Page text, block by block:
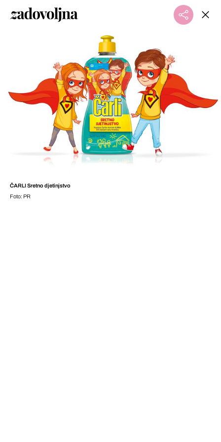
ČARLI Sretno djetinjstvo
Foto: PR